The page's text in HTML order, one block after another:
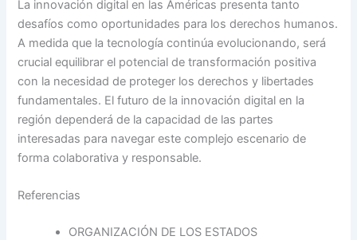
La innovación digital en las Américas presenta tanto
desafíos como oportunidades para los derechos humanos.
A medida que la tecnología continúa evolucionando, será
crucial equilibrar el potencial de transformación positiva
con la necesidad de proteger los derechos y libertades
fundamentales. El futuro de la innovación digital en la
región dependerá de la capacidad de las partes
interesadas para navegar este complejo escenario de
forma colaborativa y responsable.
Referencias
ORGANIZACIÓN DE LOS ESTADOS